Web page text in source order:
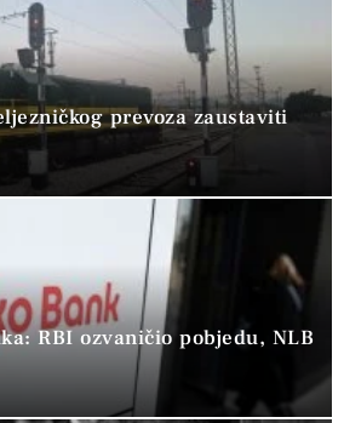
prevoza zaustaviti
RBI ozvaničio pobjedu, NLB